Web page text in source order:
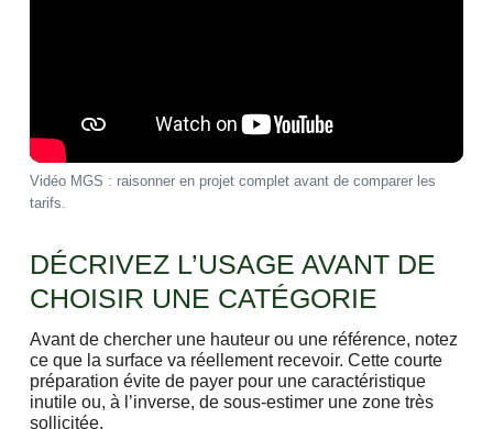
Vidéo MGS : raisonner en projet complet avant de comparer les
tarifs.
DÉCRIVEZ L’USAGE AVANT DE
CHOISIR UNE CATÉGORIE
Avant de chercher une hauteur ou une référence, notez
ce que la surface va réellement recevoir. Cette courte
préparation évite de payer pour une caractéristique
inutile ou, à l’inverse, de sous-estimer une zone très
sollicitée.